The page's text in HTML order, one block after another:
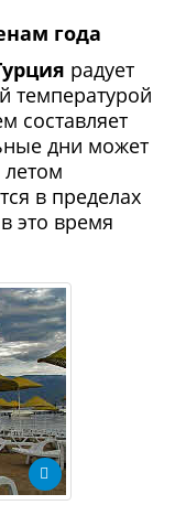
года
радует
температурой
составляет
дни может
в пределах
это время